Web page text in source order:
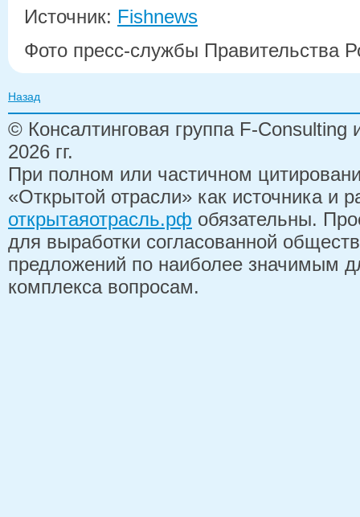
Источник: Fishnews
Фото пресс-службы Правительства
Назад
© Консалтинговая группа F-
2026 гг.
При полном или частичном
«Открытой отрасли» как источника и
открытаяотрасль.рф обязательны.
для выработки согласованной
предложений по наиболее значимым
комплекса вопросам.